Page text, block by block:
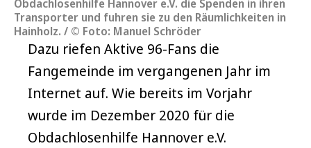
Obdachlosenhilfe Hannover e.V. die Spenden in ihren
Transporter und fuhren sie zu den Räumlichkeiten in
Hainholz. / © Foto: Manuel Schröder
Dazu riefen Aktive 96-Fans die
Fangemeinde im vergangenen Jahr im
Internet auf. Wie bereits im Vorjahr
wurde im Dezember 2020 für die
Obdachlosenhilfe Hannover e.V.